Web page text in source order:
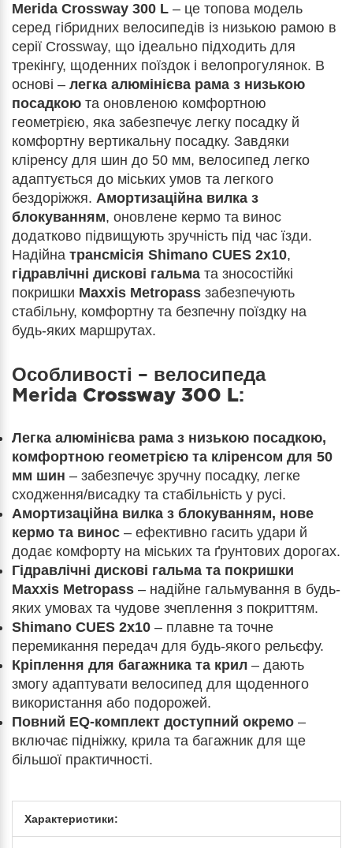
Merida Crossway 300 L – це топова модель
серед гібридних велосипедів із низькою рамою в
серії Crossway, що ідеально підходить для
трекінгу, щоденних поїздок і велопрогулянок. В
основі – легка алюмінієва рама з низькою
посадкою та оновленою комфортною
геометрією, яка забезпечує легку посадку й
комфортну вертикальну посадку. Завдяки
кліренсу для шин до 50 мм, велосипед легко
адаптується до міських умов та легкого
бездоріжжя. Амортизаційна вилка з
блокуванням, оновлене кермо та винос
додатково підвищують зручність під час їзди.
Надійна трансмісія Shimano CUES 2x10,
гідравлічні дискові гальма та зносостійкі
покришки Maxxis Metropass забезпечують
стабільну, комфортну та безпечну поїздку на
будь-яких маршрутах.
Особливості – велосипеда
Merida Crossway 300 L:
Легка алюмінієва рама з низькою посадкою,
комфортною геометрією та кліренсом для 50
мм шин – забезпечує зручну посадку, легке
сходження/висадку та стабільність у русі.
Амортизаційна вилка з блокуванням, нове
кермо та винос – ефективно гасить удари й
додає комфорту на міських та ґрунтових дорогах.
Гідравлічні дискові гальма та покришки
Maxxis Metropass – надійне гальмування в будь-
яких умовах та чудове зчеплення з покриттям.
Shimano CUES 2x10 – плавне та точне
перемикання передач для будь-якого рельєфу.
Кріплення для багажника та крил – дають
змогу адаптувати велосипед для щоденного
використання або подорожей.
Повний EQ-комплект доступний окремо –
включає підніжку, крила та багажник для ще
більшої практичності.
Характеристики: